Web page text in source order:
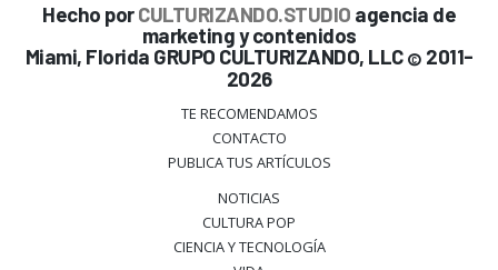
Hecho porCULTURIZANDO.STUDIO agencia de
marketing y contenidos
Miami, Florida GRUPO CULTURIZANDO, LLC © 2011-
2026
TE RECOMENDAMOS
CONTACTO
PUBLICA TUS ARTÍCULOS
NOTICIAS
CULTURA POP
CIENCIA Y TECNOLOGÍA